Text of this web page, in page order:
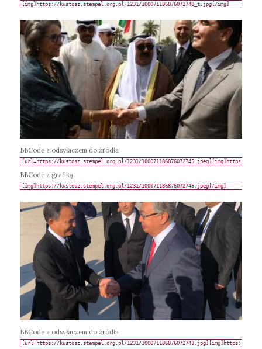
BBCode z odsyłaczem do źródła
BBCode z grafiką
BBCode z odsyłaczem do źródła